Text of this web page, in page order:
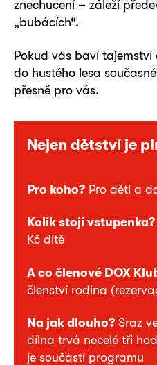
Nejen dětství je
Pro koho? Pro děti a
Kolik stojí vstupenka?
Kč dítě
A co členové DOX
členství rodina
Na jak dlouho? Sraz
dílna trvá necelé tři
je součástí programu
znechucení – záleží
„bubácích“.
Pokud vás baví
do hustého lesa
přesně pro vás.